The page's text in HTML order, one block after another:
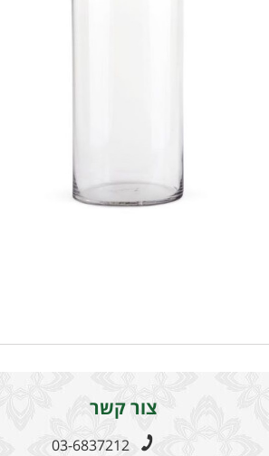
צור קשר
03-6837212